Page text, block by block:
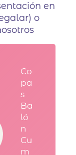
en
o
Co
pa
s
Ba
ló
n
Cu
m